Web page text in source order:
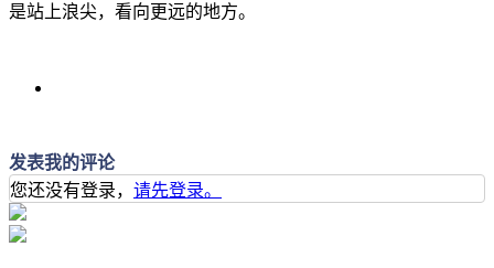
是站上浪尖，看向更远的地方。
发表我的评论
您还没有登录， 请先登录。